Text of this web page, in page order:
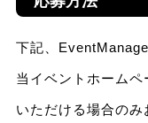
下記、
当イベントホーム
いただける場合のみ